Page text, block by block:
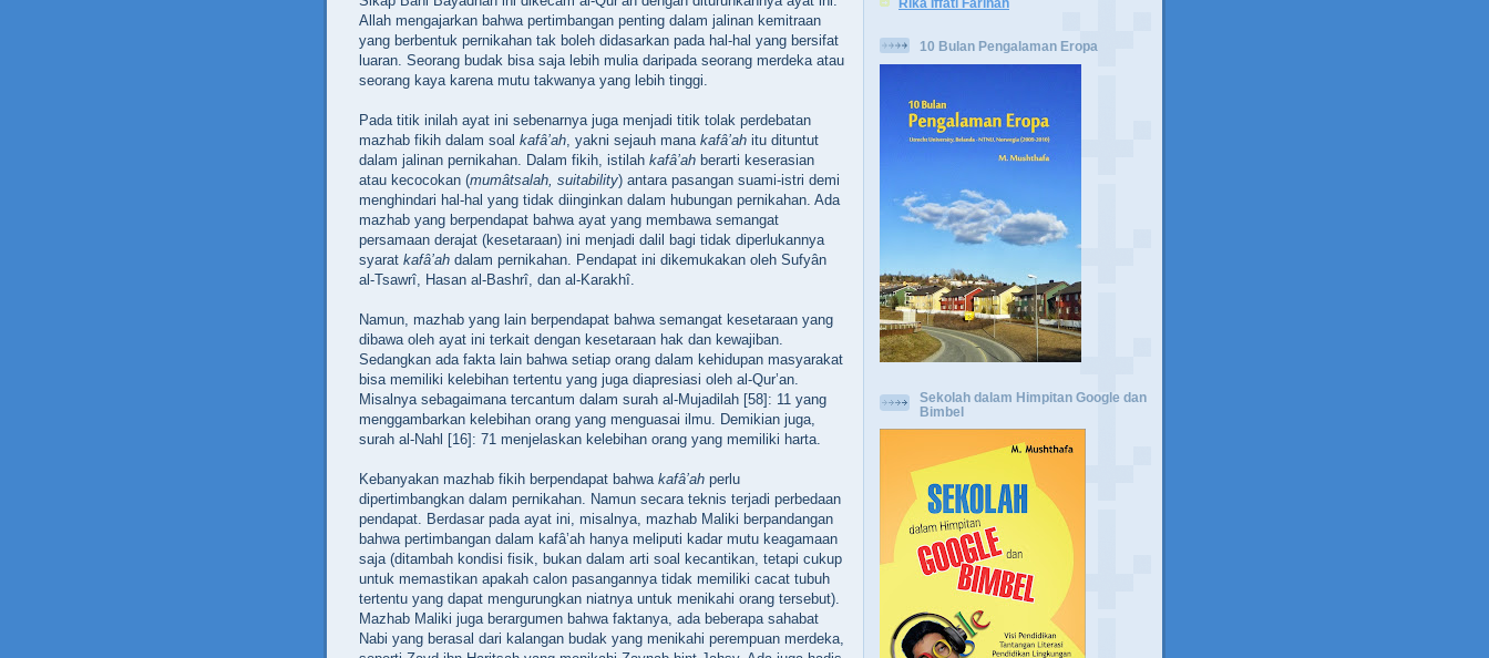
Allah mengajarkan bahwa pertimbangan penting dalam jalinan kemitraan
yang berbentuk pernikahan tak boleh didasarkan pada hal-hal yang bersifat
luaran. Seorang budak bisa saja lebih mulia daripada seorang merdeka atau
seorang kaya karena mutu takwanya yang lebih tinggi.
Pada titik inilah ayat ini sebenarnya juga menjadi titik tolak perdebatan
mazhab fikih dalam soal kafâ’ah, yakni sejauh mana kafâ’ah itu dituntut
dalam jalinan pernikahan. Dalam fikih, istilah kafâ’ah berarti keserasian
atau kecocokan (mumâtsalah, suitability) antara pasangan suami-istri demi
menghindari hal-hal yang tidak diinginkan dalam hubungan pernikahan. Ada
mazhab yang berpendapat bahwa ayat yang membawa semangat
persamaan derajat (kesetaraan) ini menjadi dalil bagi tidak diperlukannya
syarat kafâ’ah dalam pernikahan. Pendapat ini dikemukakan oleh Sufyân
al-Tsawrî, Hasan al-Bashrî, dan al-Karakhî.
Namun, mazhab yang lain berpendapat bahwa semangat kesetaraan yang
dibawa oleh ayat ini terkait dengan kesetaraan hak dan kewajiban.
Sedangkan ada fakta lain bahwa setiap orang dalam kehidupan masyarakat
bisa memiliki kelebihan tertentu yang juga diapresiasi oleh al-Qur’an.
Misalnya sebagaimana tercantum dalam surah al-Mujadilah [58]: 11 yang
menggambarkan kelebihan orang yang menguasai ilmu. Demikian juga,
surah al-Nahl [16]: 71 menjelaskan kelebihan orang yang memiliki harta.
Kebanyakan mazhab fikih berpendapat bahwa kafâ’ah perlu
dipertimbangkan dalam pernikahan. Namun secara teknis terjadi perbedaan
pendapat. Berdasar pada ayat ini, misalnya, mazhab Maliki berpandangan
bahwa pertimbangan dalam kafâ’ah hanya meliputi kadar mutu keagamaan
saja (ditambah kondisi fisik, bukan dalam arti soal kecantikan, tetapi cukup
untuk memastikan apakah calon pasangannya tidak memiliki cacat tubuh
tertentu yang dapat mengurungkan niatnya untuk menikahi orang tersebut).
Mazhab Maliki juga berargumen bahwa faktanya, ada beberapa sahabat
Nabi yang berasal dari kalangan budak yang menikahi perempuan merdeka,
10 Bulan Pengalaman Eropa
Sekolah dalam Himpitan Google dan
Bimbel